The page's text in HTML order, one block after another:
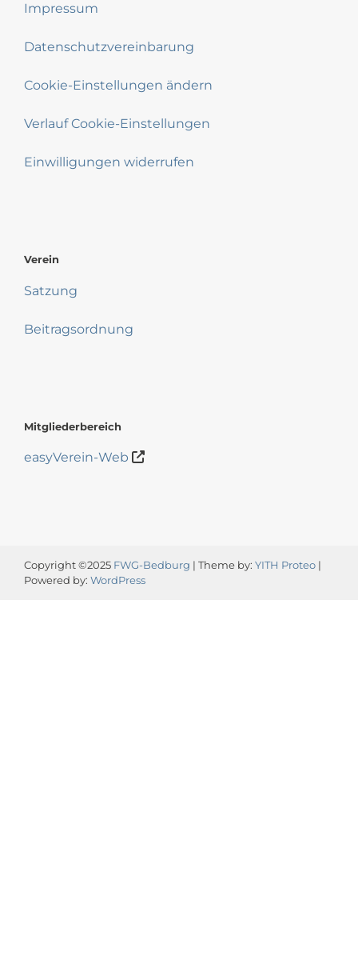
Impressum
Datenschutzvereinbarung
Cookie-Einstellungen ändern
Verlauf Cookie-Einstellungen
Einwilligungen widerrufen
Verein
Satzung
Beitragsordnung
Mitgliederbereich
easyVerein-Web
Copyright ©2025 FWG-Bedburg | Theme by: YITH Proteo |
Powered by: WordPress